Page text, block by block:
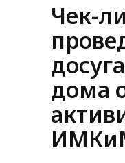
Чек-
дома